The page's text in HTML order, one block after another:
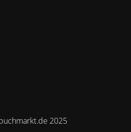
2025